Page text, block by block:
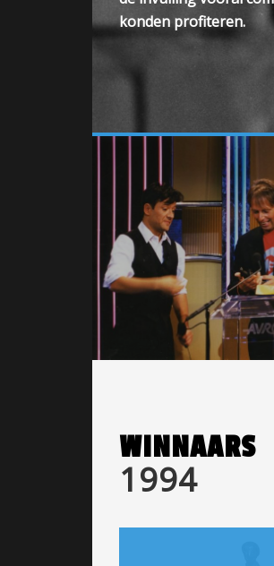
konden profiteren.
WINNAARS
1994